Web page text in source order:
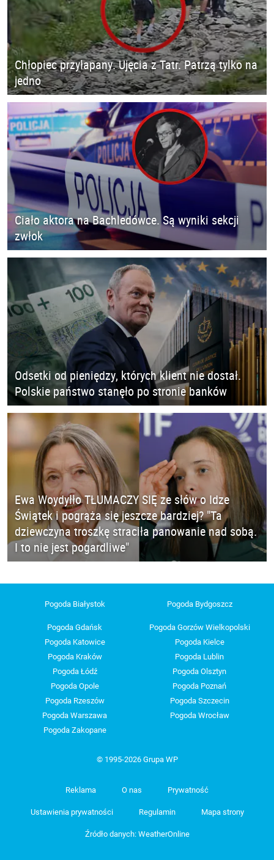
Chłopiec przyłapany. Ujęcia z Tatr. Patrzą tylko na
jedno
Ciało aktora na Bachledówce. Są wyniki sekcji
zwłok
Odsetki od pieniędzy, których klient nie dostał.
Polskie państwo stanęło po stronie banków
Ewa Woydyłło TŁUMACZY SIĘ ze słów o Idze
Świątek i pogrąża się jeszcze bardziej? "Ta
dziewczyna troszkę straciła panowanie nad sobą.
I to nie jest pogardliwe"
Pogoda Białystok Pogoda Bydgoszcz
Pogoda Gdańsk
Pogoda Gorzów Wielkopolski
Pogoda Katowice
Pogoda Kielce
Pogoda Kraków
Pogoda Lublin
Pogoda Łódź
Pogoda Olsztyn
Pogoda Opole
Pogoda Poznań
Pogoda Rzeszów
Pogoda Szczecin
Pogoda Warszawa
Pogoda Wrocław
Pogoda Zakopane
© 1995-2026 Grupa WP
Reklama O nas Prywatność
Ustawienia prywatności Regulamin Mapa strony
Źródło danych: WeatherOnline